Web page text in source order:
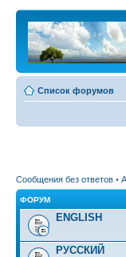
Список форумов
Сообщения без ответов •
ФОРУМ
ENGLISH
РУССКИЙ